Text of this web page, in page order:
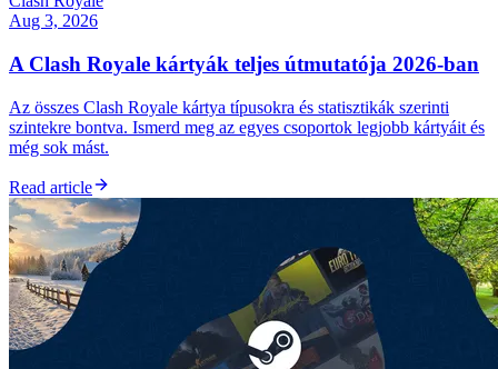
Aug 3, 2026
A Clash Royale kártyák teljes útmutatója 2026-ban
Az összes Clash Royale kártya típusokra és statisztikák szerinti
szintekre bontva. Ismerd meg az egyes csoportok legjobb kártyáit és
még sok mást.
Read article